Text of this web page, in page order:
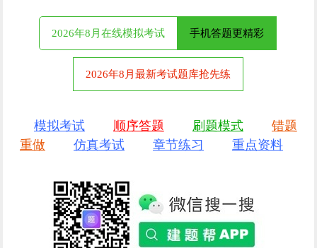
2026年8月在线模拟考试 手机答题更精彩
2026年8月最新考试题库抢先练
模拟考试 顺序答题 刷题模式
错题
重做
仿真考试 章节练习 重点资料